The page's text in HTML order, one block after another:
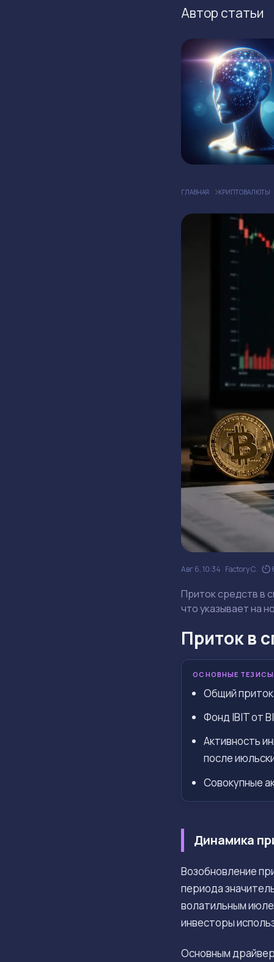
Автор статьи
ГЛАВНАЯ КРИПТОВАЛЮТЫ
Авг 6, 10:34 Factory C.
Приток средств в
что указывает на
Приток в
ОСНОВНЫЕ ТЕЗИСЫ
Общий
Фонд IBIT от
Активность
после
Совокупные
Динамика
Возобновление
периода
волатильным
инвесторы
Основным